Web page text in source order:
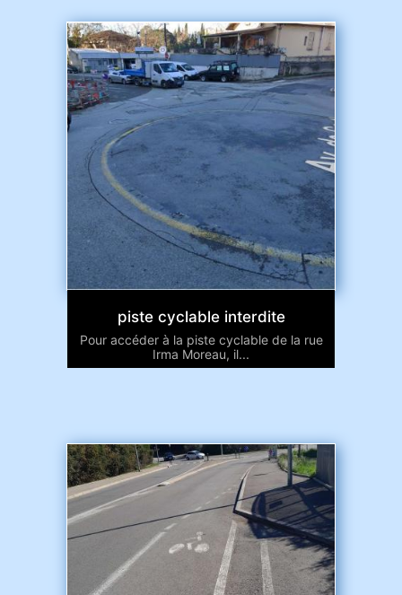
piste cyclable interdite
Pour accéder à la piste cyclable de la rue
Irma Moreau, il...